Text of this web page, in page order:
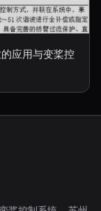
应用与变桨控